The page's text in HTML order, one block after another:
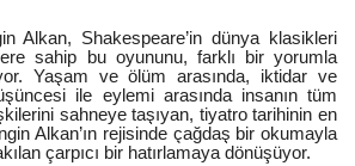
Alkan, Shakespeare’in dünya klasikleri
sahip bu oyununu, farklı bir yorumla
Yaşam ve ölüm arasında, iktidar ve
ile eylemi arasında insanın tüm
sahneye taşıyan, tiyatro tarihinin en
Alkan’ın rejisinde çağdaş bir okumayla
çarpıcı bir hatırlamaya dönüşüyor.